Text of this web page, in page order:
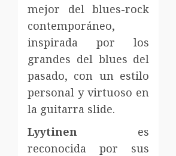
mejor del blues-rock
contemporáneo,
inspirada por los
grandes del blues del
pasado, con un estilo
personal y virtuoso en
la guitarra slide.
Lyytinen es
reconocida por sus